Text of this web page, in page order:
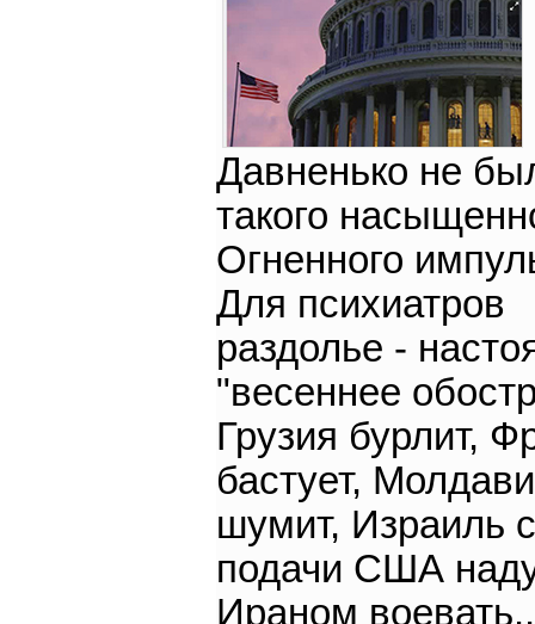
Давненько не
такого
Огненного
Для психиатров
раздолье -
"весеннее
Грузия бурлит,
бастует,
шумит, Израиль с
подачи США
Ираном